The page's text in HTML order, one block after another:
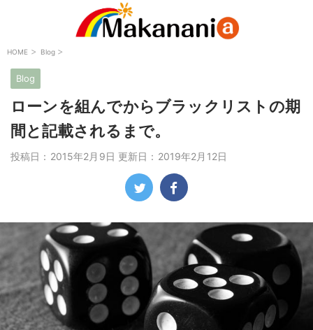
HOME > Blog >
Blog
ローンを組んでからブラックリストの期
間と記載されるまで。
投稿日：2015年2月9日 更新日： 2019年2月12日